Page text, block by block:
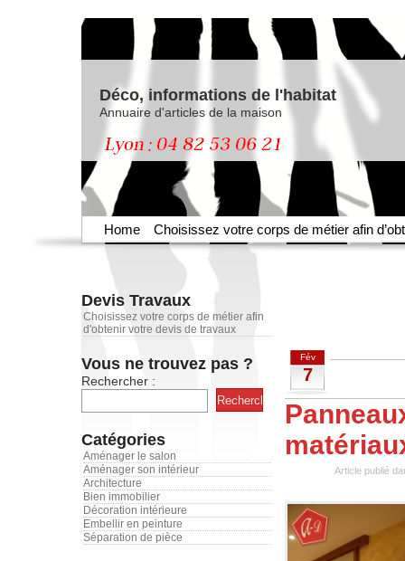
Déco, informations de l'habitat
Annuaire d'articles de la maison
Home Choisissez votre corps de métier afin
Devis Travaux
Choisissez votre corps de métier afin
d'obtenir votre devis de travaux
Vous ne trouvez pas ?
Rechercher :
Catégories
Aménager le salon
Aménager son intérieur
Architecture
Bien immobilier
Décoration intérieure
Embellir en peinture
Séparation de pièce
Fév
7
Article publié